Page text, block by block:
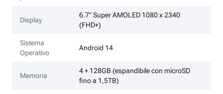
Display
6.7" Super AMOLED 1080 x 2340
(FHD+)
Sistema
Operativo
Android 14
Memoria
4 + 128GB (espandibile con microSD
fino a 1,5TB)